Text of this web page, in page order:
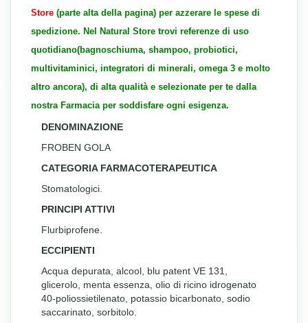
Store (parte alta della pagina) per azzerare le spese di
spedizione. Nel Natural Store trovi referenze di uso
quotidiano(bagnoschiuma, shampoo, probiotici,
multivitaminici, integratori di minerali, omega 3 e molto
altro ancora), di alta qualità e selezionate per te dalla
nostra Farmacia per soddisfare ogni esigenza.
DENOMINAZIONE
FROBEN GOLA
CATEGORIA FARMACOTERAPEUTICA
Stomatologici.
PRINCIPI ATTIVI
Flurbiprofene.
ECCIPIENTI
Acqua depurata, alcool, blu patent VE 131,
glicerolo, menta essenza, olio di ricino idrogenato
40-poliossietilenato, potassio bicarbonato, sodio
saccarinato, sorbitolo.